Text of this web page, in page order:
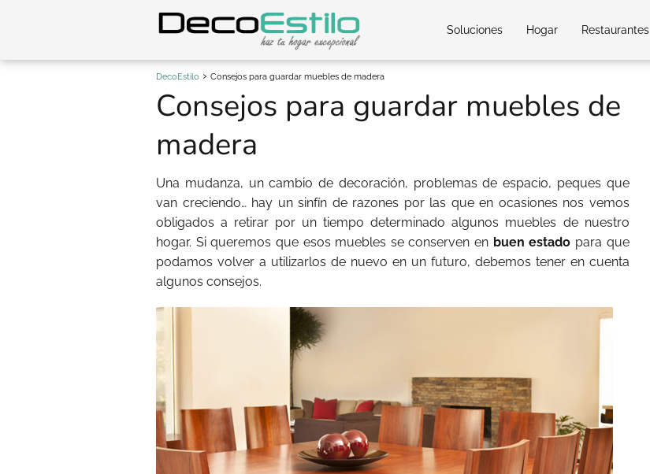
Soluciones Hogar Restaurantes
DecoEstilo Consejos para guardar muebles de madera
Consejos para guardar muebles de
madera
Una mudanza, un cambio de decoración, problemas de espacio, peques que
van creciendo… hay un sinfín de razones por las que en ocasiones nos vemos
obligados a retirar por un tiempo determinado algunos muebles de nuestro
hogar. Si queremos que esos muebles se conserven en buen estado para que
podamos volver a utilizarlos de nuevo en un futuro, debemos tener en cuenta
algunos consejos.